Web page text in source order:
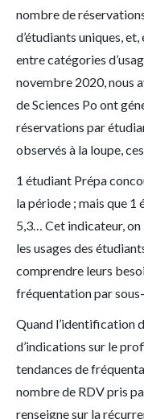
nombre de
d’étudiants uniques,
entre catégories
novembre 2020, nous
de Sciences Po ont
réservations par
observés à la loupe,
1 étudiant Prépa
la période ; mais que 1
5,3… Cet indicateur,
les usages des
comprendre leurs
fréquentation par
Quand l’identification
d’indications sur le
tendances de
nombre de RDV pris
renseigne sur la